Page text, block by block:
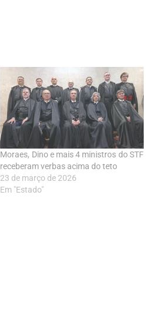
Moraes, Dino e mais 4 ministros do STF
receberam verbas acima do teto
23 de março de 2026
Em "Estado"